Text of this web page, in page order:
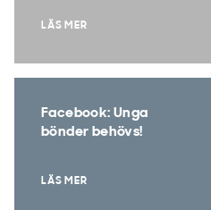
LÄS MER
Facebook: Unga
bönder behövs!
LÄS MER